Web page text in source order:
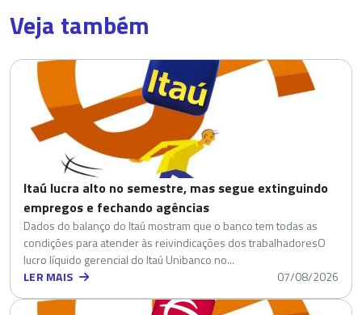
Veja também
Itaú lucra alto no semestre, mas segue extinguindo
empregos e fechando agências
Dados do balanço do Itaú mostram que o banco tem todas as
condições para atender às reivindicações dos trabalhadoresO
lucro líquido gerencial do Itaú Unibanco no...
LER MAIS
07/08/2026